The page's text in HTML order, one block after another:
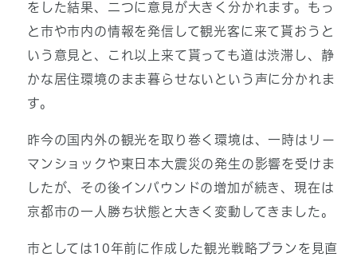
をした結果、二つに意見が大きく分かれます。もっ
と市や市内の情報を発信して観光客に来て貰おうと
いう意見と、これ以上来て貰っても道は渋滞し、静
かな居住環境のまま暮らせないという声に分かれま
す。
昨今の国内外の観光を取り巻く環境は、一時はリー
マンショックや東日本大震災の発生の影響を受けま
したが、その後インバウンドの増加が続き、現在は
京都市の一人勝ち状態と大きく変動してきました。
市としては10年前に作成した観光戦略プランを見直